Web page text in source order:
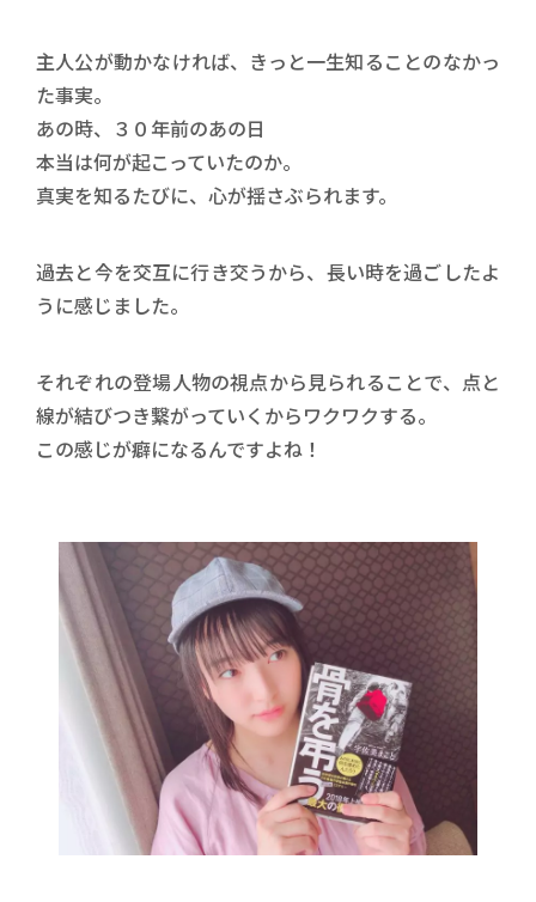
主人公が動かなければ、きっと一生知ることのなかっ
た事実。
あの時、３０年前のあの日
本当は何が起こっていたのか。
真実を知るたびに、心が揺さぶられます。
過去と今を交互に行き交うから、長い時を過ごしたよ
うに感じました。
それぞれの登場人物の視点から見られることで、点と
線が結びつき繋がっていくからワクワクする。
この感じが癖になるんですよね！